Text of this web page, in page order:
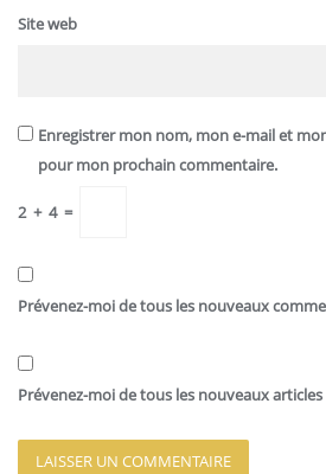
Site web
Enregistrer mon nom, mon e-mail et
pour mon prochain commentaire.
2 + 4 =
Prévenez-moi de tous les nouveaux
Prévenez-moi de tous les nouveaux